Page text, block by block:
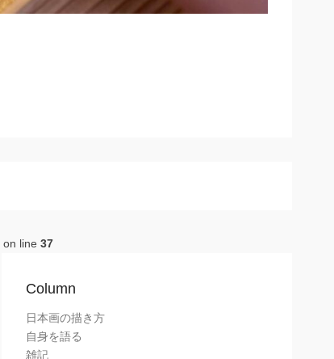
on line 37
Column
日本画の描き方
自身を語る
雑記